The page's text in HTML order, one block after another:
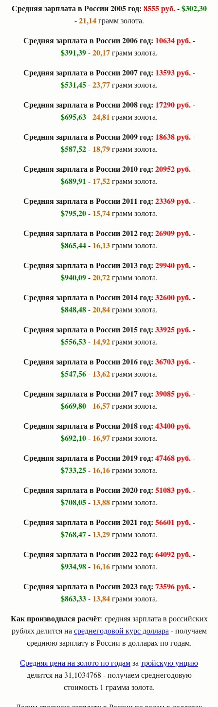
Средняя зарплата в России 2005 год: 8555 руб.-$302,30
-21,14грамм золота.
Средняя зарплата в России 2006 год: 10634 руб.-
$391,39-20,17грамм золота.
Средняя зарплата в России 2007 год: 13593 руб.-
$531,45-23,77грамм золота.
Средняя зарплата в России 2008 год: 17290 руб.-
$695,63-24,81 грамм золота.
Средняя зарплата в России 2009 год: 18638 руб.-
$587,52- 18,79грамм золота.
Средняя зарплата в России 2010 год: 20952 руб.-
$689,91 - 17,52грамм золота.
Средняя зарплата в России 2011 год: 23369 руб.-
$795,20- 15,74грамм золота.
Средняя зарплата в России 2012 год: 26909 руб.-
$865,44- 16,13грамм золота.
Средняя зарплата в России 2013 год: 29940 руб.-
$940,09-20,72грамм золота.
Средняя зарплата в России 2014 год: 32600 руб.-
$848,48-20,84грамм золота.
Средняя зарплата в России 2015 год: 33925 руб.-
$556,53- 14,92грамм золота.
Средняя зарплата в России 2016 год: 36703 руб.-
$547,56- 13,62грамм золота.
Средняя зарплата в России 2017 год: 39085 руб.-
$669,80- 16,57грамм золота.
Средняя зарплата в России 2018 год: 43400 руб.-
$692,10- 16,97грамм золота.
Средняя зарплата в России 2019 год: 47468 руб.-
$733,25- 16,16грамм золота.
Средняя зарплата в России 2020 год: 51083 руб.-
$708,05- 13,88грамм золота.
Средняя зарплата в России 2021 год: 56601 руб.-
$768,47- 13,29грамм золота.
Средняя зарплата в России 2022 год: 64092 руб.-
$934,98- 16,16грамм золота.
Средняя зарплата в России 2023 год: 73596 руб.-
$863,33- 13,84грамм золота.
Как производился расчёт: средняя зарплата в российских
рублях делится на среднегодовой курс доллара - получаем
среднюю зарплату в России в долларах по годам.
Средняя цена на золото по годамза тройскую унцию
делится на 31,1034768 - получаем среднегодовую
стоимость 1 грамма золота.